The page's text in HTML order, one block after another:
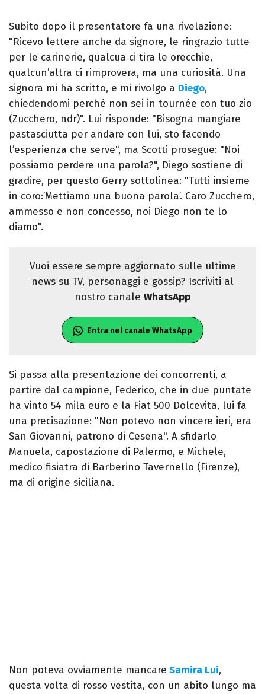
Subito dopo il presentatore fa una rivelazione:
"Ricevo lettere anche da signore, le ringrazio tutte
per le carinerie, qualcua ci tira le orecchie,
qualcun’altra ci rimprovera, ma una curiosità. Una
signora mi ha scritto, e mi rivolgo a Diego,
chiedendomi perché non sei in tournée con tuo zio
(Zucchero, ndr)". Lui risponde: "Bisogna mangiare
pastasciutta per andare con lui, sto facendo
l’esperienza che serve", ma Scotti prosegue: "Noi
possiamo perdere una parola?", Diego sostiene di
gradire, per questo Gerry sottolinea: "Tutti insieme
in coro:’Mettiamo una buona parola’. Caro Zucchero,
ammesso e non concesso, noi Diego non te lo
diamo".
Vuoi essere sempre aggiornato sulle ultime
news su TV, personaggi e gossip? Iscriviti al
nostro canale WhatsApp
Entra nel canale WhatsApp
Si passa alla presentazione dei concorrenti, a
partire dal campione, Federico, che in due puntate
ha vinto 54 mila euro e la Fiat 500 Dolcevita, lui fa
una precisazione: "Non potevo non vincere ieri, era
San Giovanni, patrono di Cesena". A sfidarlo
Manuela, capostazione di Palermo, e Michele,
medico fisiatra di Barberino Tavernello (Firenze),
ma di origine siciliana.
Non poteva ovviamente mancare Samira Lui,
questa volta di rosso vestita, con un abito lungo ma